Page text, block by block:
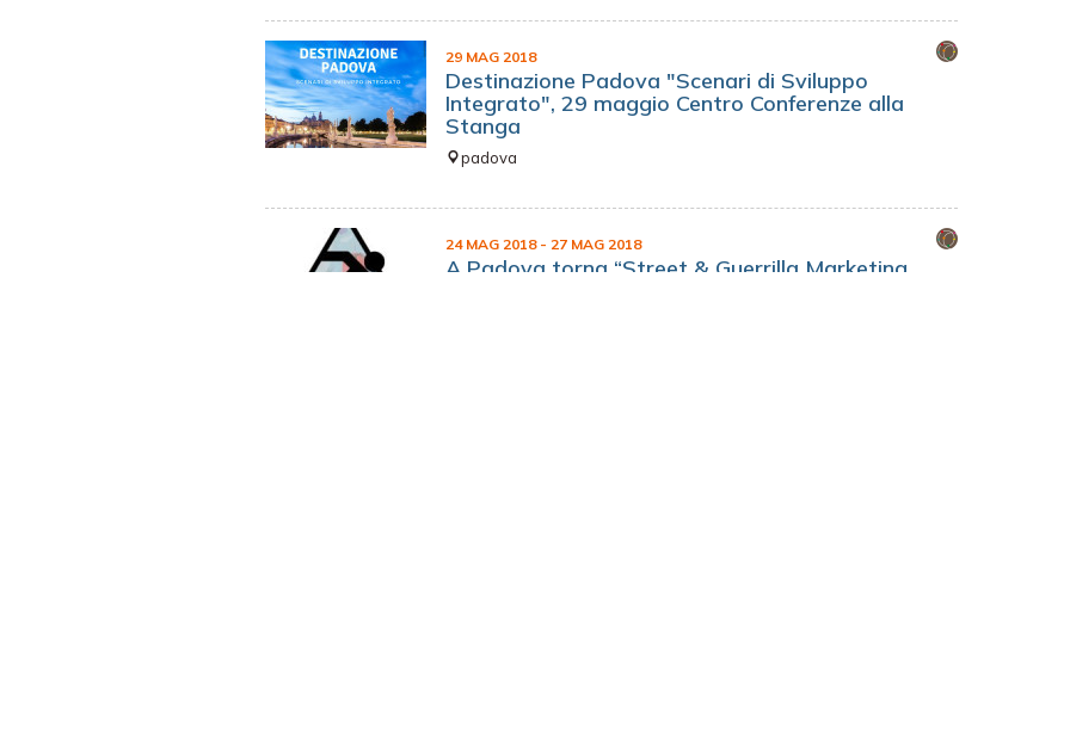
29 MAG 2018
Destinazione Padova "Scenari di Sviluppo
Integrato", 29 maggio Centro Conferenze alla
Stanga
padova
24 MAG 2018 - 27 MAG 2018
A Padova torna “Street & Guerrilla Marketing